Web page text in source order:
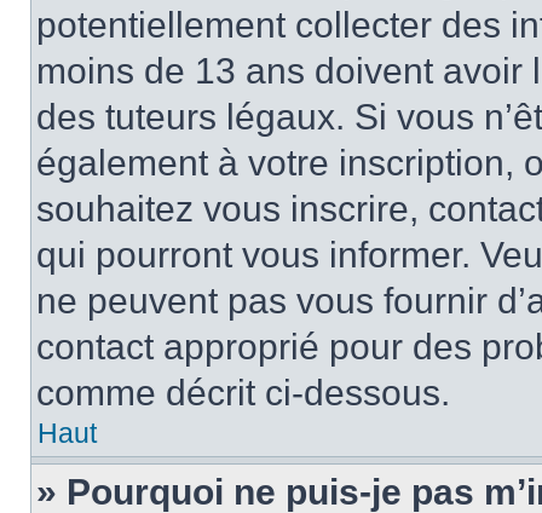
potentiellement collecter des
moins de 13 ans doivent
des tuteurs légaux. Si vous
également à votre inscription,
souhaitez vous inscrire,
qui pourront vous informer.
ne peuvent pas vous fournir
contact approprié pour des
comme décrit ci-dessous.
Haut
» Pourquoi ne puis-je pas